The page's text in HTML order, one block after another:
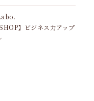
】ビジネス力アップ